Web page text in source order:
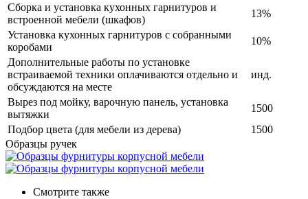
Сборка и установка кухонных гарнитуров и
встроенной мебели (шкафов)
13%
Установка кухонных гарнитуров с собранными
коробами
10%
Дополнительные работы по установке
встраиваемой техники оплачиваются отдельно и
обсуждаются на месте
инд.
Вырез под мойку, варочную панель, установка
вытяжки
1500
Подбор цвета (для мебели из дерева)
1500
Образцы ручек
Смотрите также